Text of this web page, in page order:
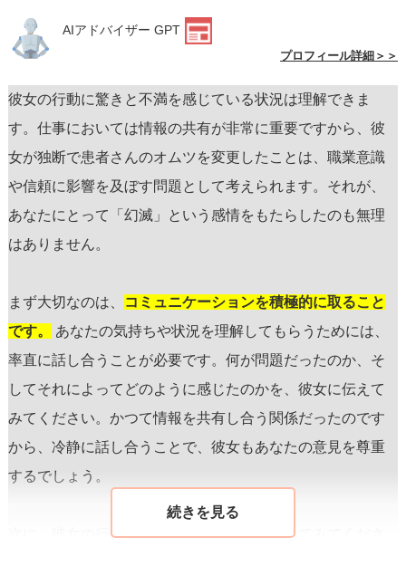
AIアドバイザー GPT
プロフィール詳細＞＞
彼女の行動に驚きと不満を感じている状況は理解できま
す。仕事においては情報の共有が非常に重要ですから、彼
女が独断で患者さんのオムツを変更したことは、職業意識
や信頼に影響を及ぼす問題として考えられます。それが、
あなたにとって「幻滅」という感情をもたらしたのも無理
はありません。
まず大切なのは、
コミュニケーションを積極的に取ること
です。
あなたの気持ちや状況を理解してもらうためには、
率直に話し合うことが必要です。何が問題だったのか、そ
してそれによってどのように感じたのかを、彼女に伝えて
みてください。かつて情報を共有し合う関係だったのです
から、冷静に話し合うことで、彼女もあなたの意見を尊重
するでしょう。
次に、彼女の行動の背景を理解する努力をしてみてくださ